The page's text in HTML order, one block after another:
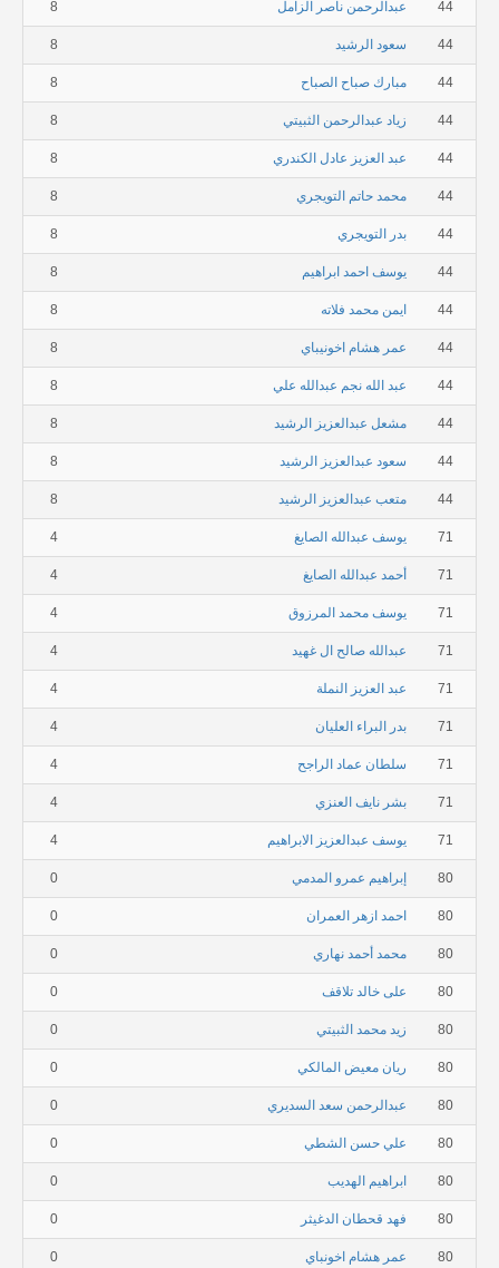
44 عبدالرحمن ناصر الزامل 8
44 سعود الرشيد 8
44 مبارك صباح الصباح 8
44 زياد عبدالرحمن الثبيتي 8
44 عبد العزيز عادل الكندري 8
44 محمد حاتم التويجري 8
44 بدر التويجري 8
44 يوسف احمد ابراهيم 8
44 ايمن محمد فلاته 8
44 عمر هشام اخونيباي 8
44 عبد الله نجم عبدالله علي 8
44 مشعل عبدالعزيز الرشيد 8
44 سعود عبدالعزيز الرشيد 8
44 متعب عبدالعزيز الرشيد 8
71 يوسف عبدالله الصايغ 4
71 أحمد عبدالله الصايغ 4
71 يوسف محمد المرزوق 4
71 عبدالله صالح ال غهيد 4
71 عبد العزيز النملة 4
71 بدر البراء العليان 4
71 سلطان عماد الراجح 4
71 بشر نايف العنزي 4
71 يوسف عبدالعزيز الابراهيم 4
80 إبراهيم عمرو المدمي 0
80 احمد ازهر العمران 0
80 محمد أحمد نهاري 0
80 على خالد تلاقف 0
80 زيد محمد الثبيتي 0
80 ريان معيض المالكي 0
80 عبدالرحمن سعد السديري 0
80 علي حسن الشطي 0
80 ابراهيم الهديب 0
80 فهد قحطان الدغيثر 0
80 عمر هشام اخونباي 0